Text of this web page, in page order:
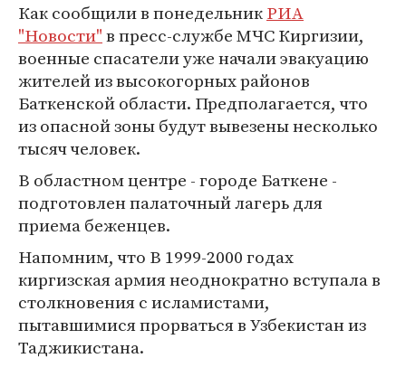
Как сообщили в понедельникРИА
"Новости"в пресс-службе МЧС Киргизии,
военные спасатели уже начали эвакуацию
жителей из высокогорных районов
Баткенской области. Предполагается, что
из опасной зоны будут вывезены несколько
тысяч человек.
В областном центре - городе Баткене -
подготовлен палаточный лагерь для
приема беженцев.
Напомним, что В 1999-2000 годах
киргизская армия неоднократно вступала в
столкновения с исламистами,
пытавшимися прорваться в Узбекистан из
Таджикистана.